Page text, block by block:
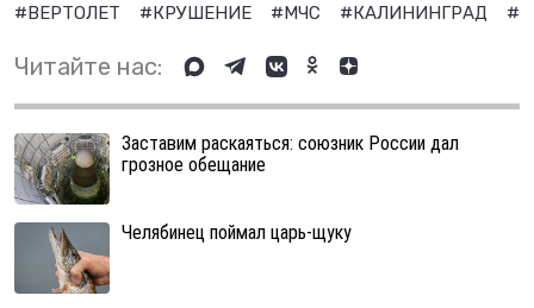
#ВЕРТОЛЕТ #КРУШЕНИЕ #МЧС #КАЛИНИНГРАД
Читайте нас:
Заставим раскаяться: союзник России дал
грозное обещание
Челябинец поймал царь-щуку